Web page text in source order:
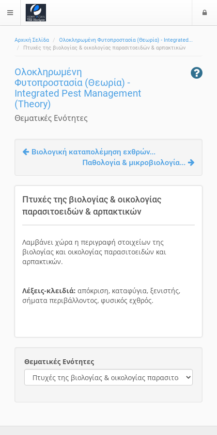
$langMenu
Αρχική Σελίδα
Ολοκληρωμένη Φυτοπροστασία (Θεωρία) - Integrated...
Πτυχές της βιολογίας & οικολογίας παρασιτοειδών & αρπακτικών
Ολοκληρωμένη
Φυτοπροστασία (Θεωρία) -
Integrated Pest Management
(Theory)
Θεματικές Ενότητες
Βιολογική καταπολέμηση εχθρών...
Παθολογία & μικροβιολογία...
Πτυχές της βιολογίας & οικολογίας
παρασιτοειδών & αρπακτικών
Λαμβάνει χώρα η περιγραφή στοιχείων της
βιολογίας και οικολογίας παρασιτοειδών και
αρπακτικών.
Λέξεις-κλειδιά: απόκριση, καταφύγια, ξενιστής,
σήματα περιβάλλοντος, φυσικός εχθρός.
Θεματικές Ενότητες